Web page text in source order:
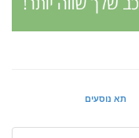
תא נוסעים